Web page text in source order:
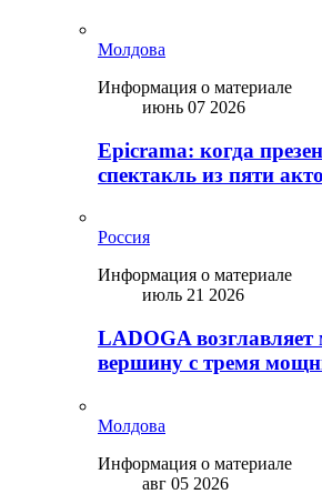
Молдова
Информация о материале
июнь 07 2026
Epicrama: когда
спектакль из пяти
Россия
Информация о материале
июль 21 2026
LADOGA
вершину с тремя
Молдова
Информация о материале
авг 05 2026